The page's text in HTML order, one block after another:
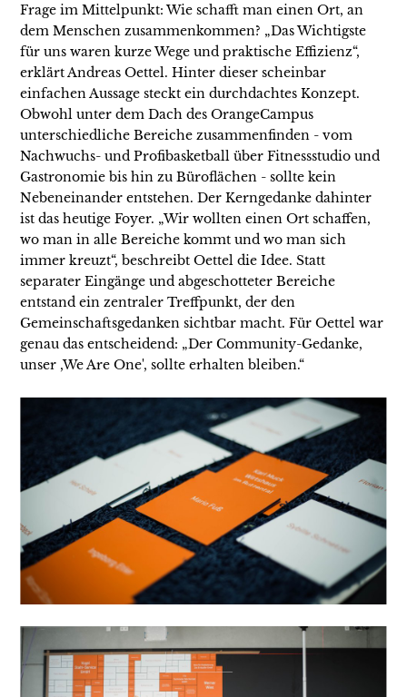
Frage im Mittelpunkt: Wie schafft man einen Ort, an
dem Menschen zusammenkommen? „Das Wichtigste
für uns waren kurze Wege und praktische Effizienz“,
erklärt Andreas Oettel. Hinter dieser scheinbar
einfachen Aussage steckt ein durchdachtes Konzept.
Obwohl unter dem Dach des OrangeCampus
unterschiedliche Bereiche zusammenfinden - vom
Nachwuchs- und Profibasketball über Fitnessstudio und
Gastronomie bis hin zu Büroflächen - sollte kein
Nebeneinander entstehen. Der Kerngedanke dahinter
ist das heutige Foyer. „Wir wollten einen Ort schaffen,
wo man in alle Bereiche kommt und wo man sich
immer kreuzt“, beschreibt Oettel die Idee. Statt
separater Eingänge und abgeschotteter Bereiche
entstand ein zentraler Treffpunkt, der den
Gemeinschaftsgedanken sichtbar macht. Für Oettel war
genau das entscheidend: „Der Community-Gedanke,
unser ,We Are One', sollte erhalten bleiben.“